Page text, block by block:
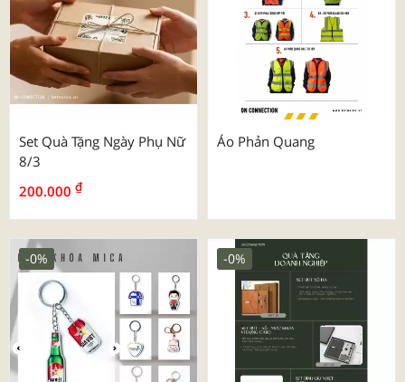
Set Quà Tặng Ngày Phụ Nữ
8/3
200.000 ₫
Áo Phản Quang
-0% -0%